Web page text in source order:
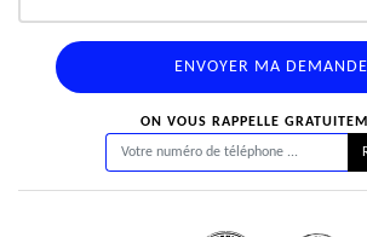
ON VOUS RAPPELLE